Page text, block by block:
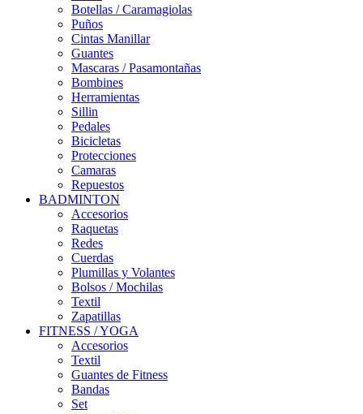
Botellas / Caramagiolas
Puños
Cintas Manillar
Guantes
Mascaras / Pasamontañas
Bombines
Herramientas
Sillin
Pedales
Bicicletas
Protecciones
Camaras
Repuestos
BADMINTON
Accesorios
Raquetas
Redes
Cuerdas
Plumillas y Volantes
Bolsos / Mochilas
Textil
Zapatillas
FITNESS / YOGA
Accesorios
Textil
Guantes de Fitness
Bandas
Set